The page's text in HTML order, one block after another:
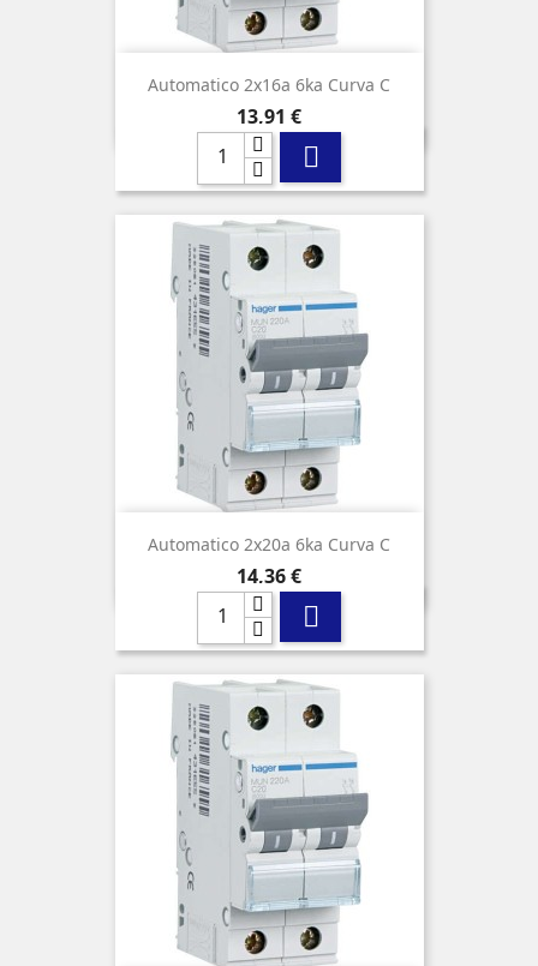
Automatico 2x16a 6ka Curva C
Precio
13,91 €

Automatico 2x20a 6ka Curva C
Precio
14,36 €
